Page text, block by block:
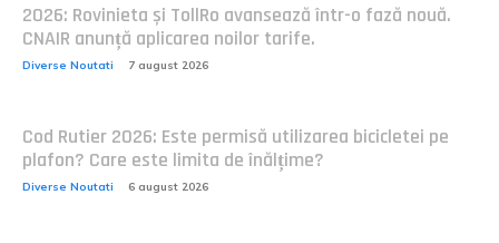
2026: Rovinieta și TollRo avansează într-o fază nouă.
CNAIR anunță aplicarea noilor tarife.
Diverse Noutati 7 august 2026
Cod Rutier 2026: Este permisă utilizarea bicicletei pe
plafon? Care este limita de înălțime?
Diverse Noutati 6 august 2026